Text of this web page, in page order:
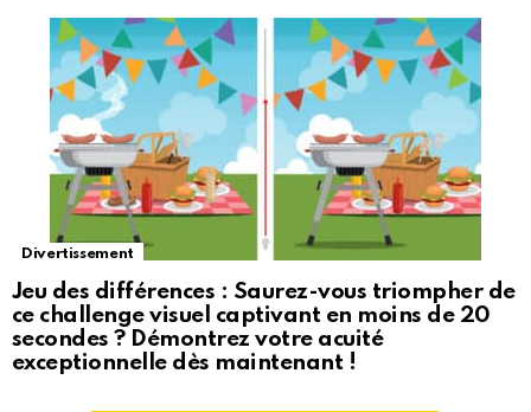
Divertissement
Jeu des différences : Saurez-vous triompher de
ce challenge visuel captivant en moins de 20
secondes ? Démontrez votre acuité
exceptionnelle dès maintenant !